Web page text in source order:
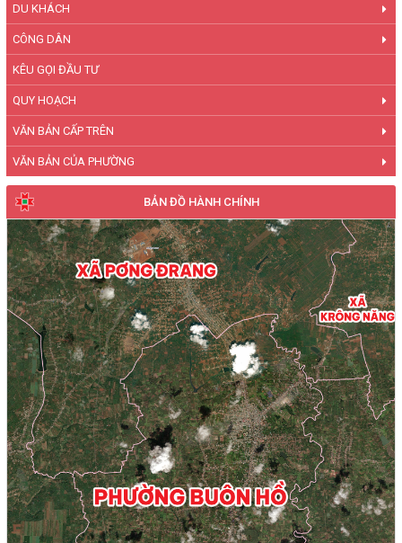
DU KHÁCH
CÔNG DÂN
KÊU GỌI ĐẦU TƯ
QUY HOẠCH
VĂN BẢN CẤP TRÊN
VĂN BẢN CỦA PHƯỜNG
BẢN ĐỒ HÀNH CHÍNH